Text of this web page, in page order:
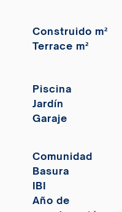
Construido m²
Terrace m²
Piscina
Jardín
Garaje
Comunidad
Basura
IBI
Año de